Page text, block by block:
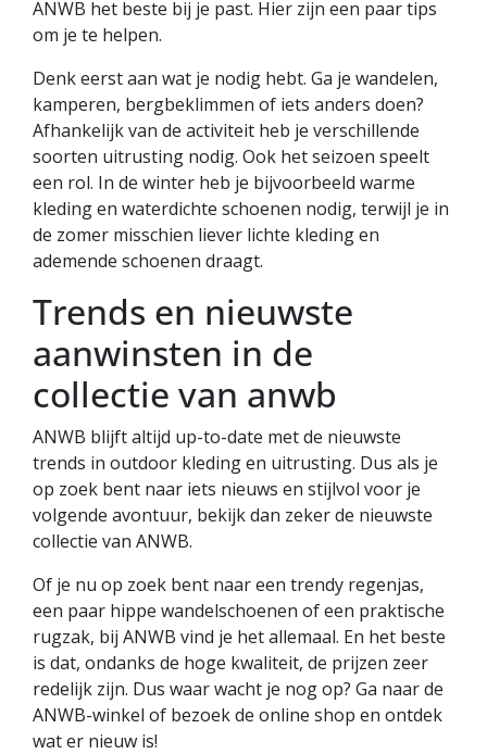
ANWB het beste bij je past. Hier zijn een paar tips
om je te helpen.
Denk eerst aan wat je nodig hebt. Ga je wandelen,
kamperen, bergbeklimmen of iets anders doen?
Afhankelijk van de activiteit heb je verschillende
soorten uitrusting nodig. Ook het seizoen speelt
een rol. In de winter heb je bijvoorbeeld warme
kleding en waterdichte schoenen nodig, terwijl je in
de zomer misschien liever lichte kleding en
ademende schoenen draagt.
Trends en nieuwste
aanwinsten in de
collectie van anwb
ANWB blijft altijd up-to-date met de nieuwste
trends in outdoor kleding en uitrusting. Dus als je
op zoek bent naar iets nieuws en stijlvol voor je
volgende avontuur, bekijk dan zeker de nieuwste
collectie van ANWB.
Of je nu op zoek bent naar een trendy regenjas,
een paar hippe wandelschoenen of een praktische
rugzak, bij ANWB vind je het allemaal. En het beste
is dat, ondanks de hoge kwaliteit, de prijzen zeer
redelijk zijn. Dus waar wacht je nog op? Ga naar de
ANWB-winkel of bezoek de online shop en ontdek
wat er nieuw is!